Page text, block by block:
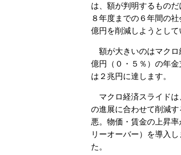
は、額が判明するもの
８年度までの６年間の
億円を削減しようとして
額が大きいのはマクロ
億円（０・５％）の年
は２兆円に達します。
マクロ経済スライドは
の進展に合わせて削減
悪。物価・賃金の上昇
リーオーバー）を導入
た。